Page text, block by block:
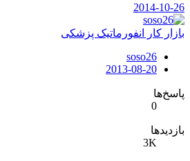
2014-10-26
بازار کار انفورماتیک پزشکی
soso26
2013-08-20
پاسخ‌ها
0
بازدیدها
3K